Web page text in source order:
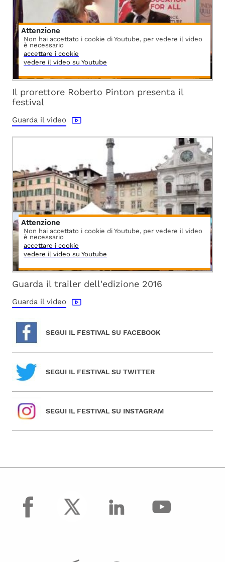
Attenzione
Non hai accettato i cookie di Youtube, per vedere il video
è necessario
accettare i cookie
vedere il video su Youtube
Il prorettore Roberto Pinton presenta il
festival
Guarda il video
Attenzione
Non hai accettato i cookie di Youtube, per vedere il video
è necessario
accettare i cookie
vedere il video su Youtube
Guarda il trailer dell'edizione 2016
Guarda il video
SEGUI IL FESTIVAL SU FACEBOOK
SEGUI IL FESTIVAL SU TWITTER
SEGUI IL FESTIVAL SU INSTAGRAM
facebook